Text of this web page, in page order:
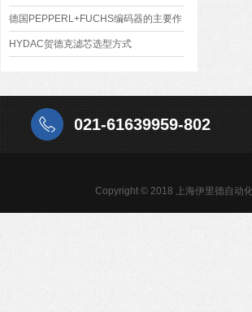
及优缺点
德国PEPPERL+FUCHS编码器的主要作
用
HYDAC贺德克滤芯选型方式
021-61639959-802
Copyright © 2018 上海伊里德自动